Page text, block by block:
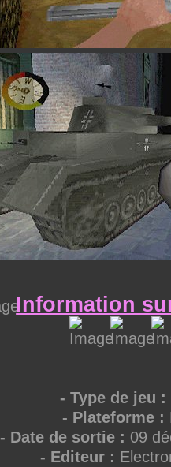
Information
- Type de jeu :
- Plateforme :
- Date de sortie : 09
- Editeur :